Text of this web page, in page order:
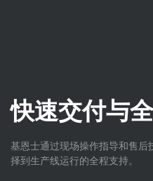
快速交付与
基恩士通过现场操作指导和售
择到生产线运行的全程支持。